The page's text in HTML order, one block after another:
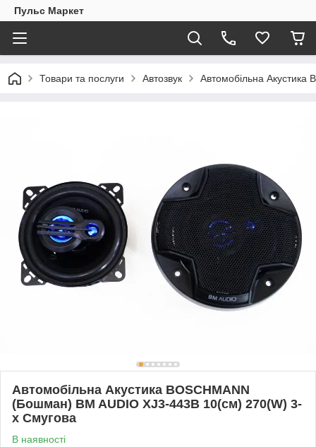
Пульс Маркет
Товари та послуги Автозвук Автомобільна
Автомобільна Акустика BOSCHMANN
(Бошман) BM AUDIO XJ3-443B 10(см) 270(W) 3-
х Смугова
В наявності